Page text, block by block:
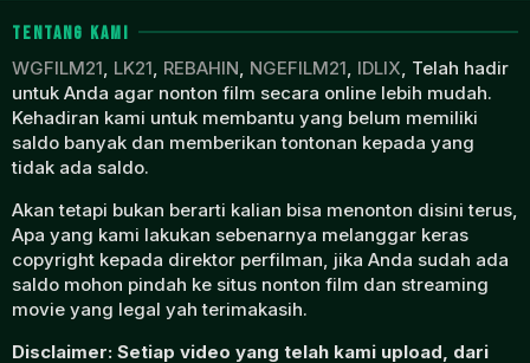
TENTANG KAMI
WGFILM21, LK21, REBAHIN, NGEFILM21, IDLIX, Telah hadir
untuk Anda agar nonton film secara online lebih mudah.
Kehadiran kami untuk membantu yang belum memiliki
saldo banyak dan memberikan tontonan kepada yang
tidak ada saldo.
Akan tetapi bukan berarti kalian bisa menonton disini terus,
Apa yang kami lakukan sebenarnya melanggar keras
copyright kepada direktor perfilman, jika Anda sudah ada
saldo mohon pindah ke situs nonton film dan streaming
movie yang legal yah terimakasih.
Disclaimer: Setiap video yang telah kami upload, dari